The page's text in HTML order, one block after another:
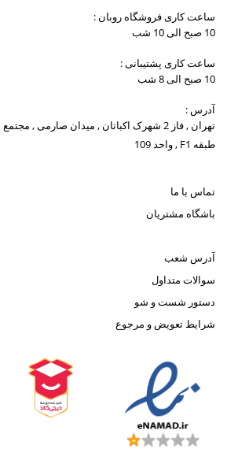
ساعت کاری فروشگاه روبان :
10 صبح الی 10 شب
ساعت کاری پشتیبانی :
10 صبح الی 8 شب
آدرس :
تهران , فاز 2 شهرک اکباتان , میدان صارمی ,
طبقه F1 , واحد 109
تماس با ما
باشگاه مشتریان
آدرس شعب
سوالات متداول
دستور شست و شو
شرایط تعویض و مرجوع